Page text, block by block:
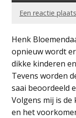
Een reactie
Henk
opnieuw wordt
dikke kinderen
Tevens worden
saai beoordeeld
Volgens mij is
en het